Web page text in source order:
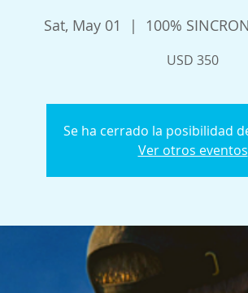
Sat, May 01
  |
100%
USD 350
Se ha cerrado la posibilidad
Ver otros eventos